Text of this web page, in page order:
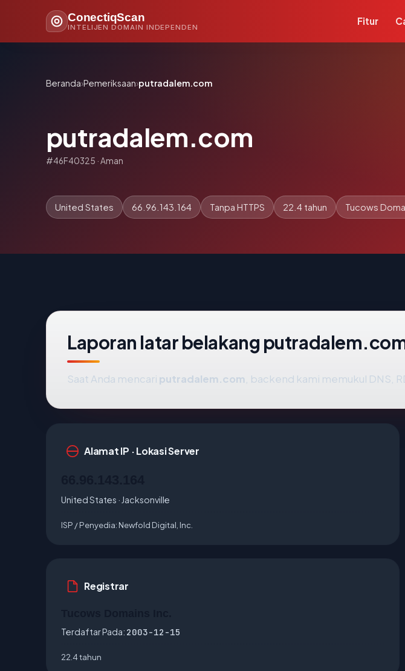
ConectiqScan
INTELIJEN DOMAIN INDEPENDEN
Fitur
Beranda›Pemeriksaan›putradalem.com
putradalem.com
#46F40325 · Aman
United States 66.96.143.164 Tanpa HTTPS 22.4 tahun Tucows
Laporan latar belakang
Saat Anda mencari putradalem.com , backend kami memukul DNS,
Alamat IP · Lokasi Server
United States · Jacksonville
ISP / Penyedia: Newfold Digital, Inc.
Registrar
Terdaftar Pada: 2003-12-15
22.4 tahun